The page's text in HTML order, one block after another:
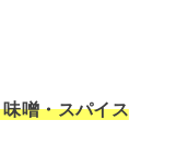
噌・スパイス